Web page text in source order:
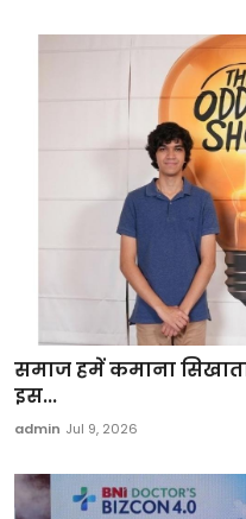
समाज हमें कमाना
इस...
admin Jul 9, 2026